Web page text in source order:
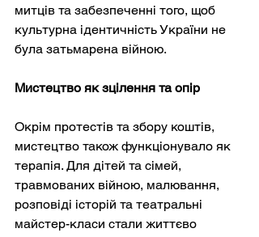
митців та забезпеченні того, щоб
культурна ідентичність України не
була затьмарена війною.
Мистецтво як зцілення та опір
Окрім протестів та збору коштів,
мистецтво також функціонувало як
терапія. Для дітей та сімей,
травмованих війною, малювання,
розповіді історій та театральні
майстер-класи стали життєво